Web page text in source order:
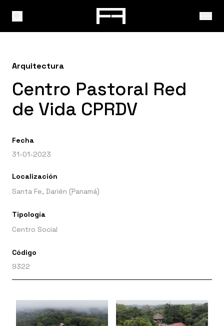
Arquitectura
Centro Pastoral Red
de Vida CPRDV
Fecha
31-01-2023
Localización
Santa Fe, Darién (Panamá)
Tipología
Centro Social
Código
9322